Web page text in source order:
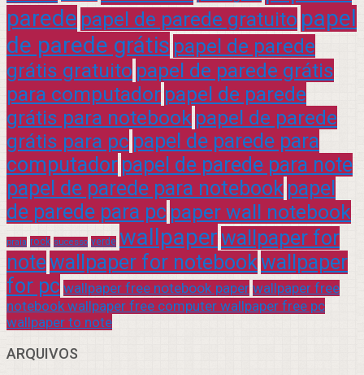
parede papel de parede gratuito papel
de parede grátis papel de parede
grátis gratuito papel de parede grátis
para computador papel de parede
grátis para notebook papel de parede
grátis para pc papel de parede para
computador papel de parede para note
papel de parede para notebook papel
de parede para pc paper wall notebook
praia rock sucesso verde wallpaperwallpaper for
notewallpaper for notebookwallpaper
for pc wallpaper free notebook paper wallpaper free
notebook wallpaper free computer wallpaper free pc
wallpaper to note
ARQUIVOS